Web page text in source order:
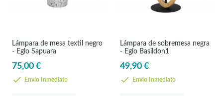
Lámpara de mesa textil negro
- Eglo Sapuara
75,00 €
Envío Inmediato
Lámpara de sobremesa negra
- Eglo Basildon1
49,90 €
Envío Inmediato